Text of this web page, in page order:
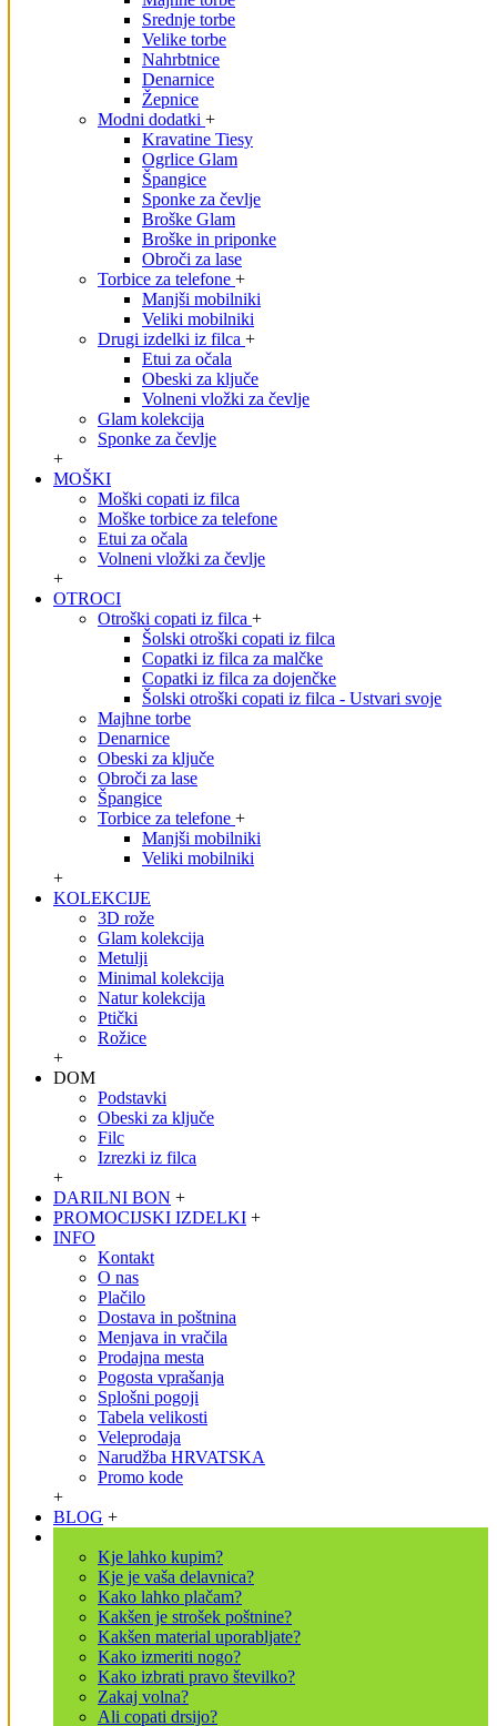
Srednje torbe
Velike torbe
Nahrbtnice
Denarnice
Žepnice
Modni dodatki +
Kravatine Tiesy
Ogrlice Glam
Špangice
Sponke za čevlje
Broške Glam
Broške in priponke
Obroči za lase
Torbice za telefone +
Manjši mobilniki
Veliki mobilniki
Drugi izdelki iz filca +
Etui za očala
Obeski za ključe
Volneni vložki za čevlje
Glam kolekcija
Sponke za čevlje
+
MOŠKI
Moški copati iz filca
Moške torbice za telefone
Etui za očala
Volneni vložki za čevlje
+
OTROCI
Otroški copati iz filca +
Šolski otroški copati iz filca
Copatki iz filca za malčke
Copatki iz filca za dojenčke
Šolski otroški copati iz filca - Ustvari svoje
Majhne torbe
Denarnice
Obeski za ključe
Obroči za lase
Špangice
Torbice za telefone +
Manjši mobilniki
Veliki mobilniki
+
KOLEKCIJE
3D rože
Glam kolekcija
Metulji
Minimal kolekcija
Natur kolekcija
Ptički
Rožice
+
DOM
Podstavki
Obeski za ključe
Filc
Izrezki iz filca
+
DARILNI BON +
PROMOCIJSKI IZDELKI +
INFO
Kontakt
O nas
Plačilo
Dostava in poštnina
Menjava in vračila
Prodajna mesta
Pogosta vprašanja
Splošni pogoji
Tabela velikosti
Veleprodaja
Narudžba HRVATSKA
Promo kode
+
BLOG +
Kje lahko kupim?
Kje je vaša delavnica?
Kako lahko plačam?
Kakšen je strošek poštnine?
Kakšen material uporabljate?
Kako izmeriti nogo?
Kako izbrati pravo številko?
Zakaj volna?
Ali copati drsijo?